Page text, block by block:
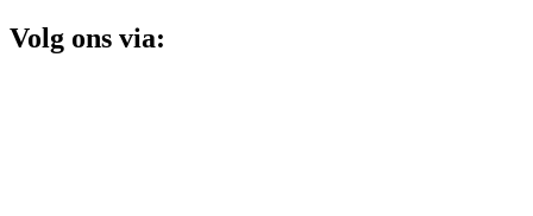
Volg ons via: